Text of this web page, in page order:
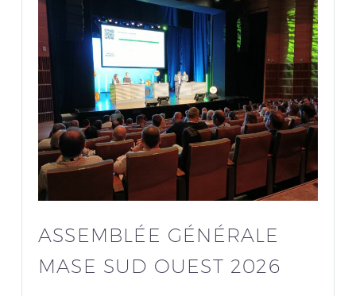
ASSEMBLÉE GÉNÉRALE
MASE SUD OUEST 2026